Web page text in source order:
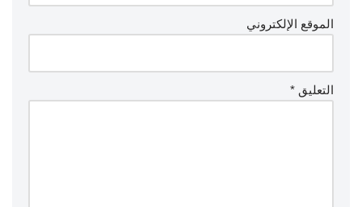
الموقع الإلكتروني
التعليق *